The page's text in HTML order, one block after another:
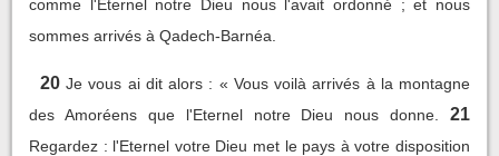
comme l'Eternel notre Dieu nous l'avait ordonné ; et nous
sommes arrivés à Qadech-Barnéa.
20 Je vous ai dit alors : « Vous voilà arrivés à la montagne
des Amoréens que l'Eternel notre Dieu nous donne.
21
Regardez : l'Eternel votre Dieu met le pays à votre disposition